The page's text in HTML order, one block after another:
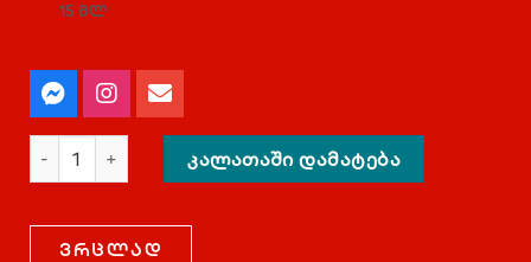
15 მლ
ᲙᲐᲚᲐᲗᲐᲨᲘ ᲓᲐᲛᲐᲢᲔᲑᲐ
ვრცლად